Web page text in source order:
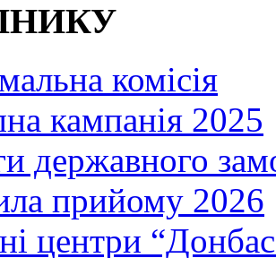
комісія
кампанія 2025
державного
прийому 2026
центри